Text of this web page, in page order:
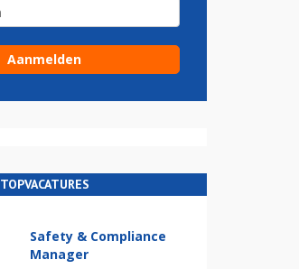
TOPVACATURES
Safety & Compliance
Manager